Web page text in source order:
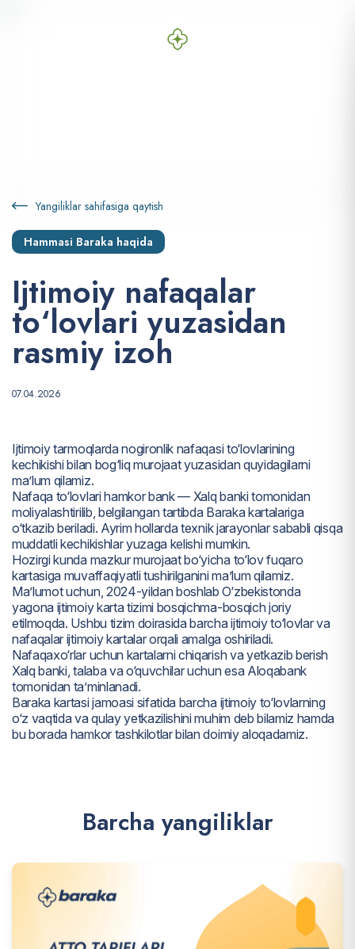
Yangiliklar sahifasiga qaytish
Hammasi Baraka haqida
Ijtimoiy nafaqalar
to‘lovlari yuzasidan
rasmiy izoh
07.04.2026
Ijtimoiy tarmoqlarda nogironlik nafaqasi to‘lovlarining
kechikishi bilan bog‘liq murojaat yuzasidan quyidagilarni
ma’lum qilamiz.
Nafaqa to‘lovlari hamkor bank — Xalq banki tomonidan
moliyalashtirilib, belgilangan tartibda Baraka kartalariga
o‘tkazib beriladi. Ayrim hollarda texnik jarayonlar sababli qisqa
muddatli kechikishlar yuzaga kelishi mumkin.
Hozirgi kunda mazkur murojaat bo‘yicha to‘lov fuqaro
kartasiga muvaffaqiyatli tushirilganini ma’lum qilamiz.
Ma’lumot uchun, 2024-yildan boshlab O‘zbekistonda
yagona ijtimoiy karta tizimi bosqichma-bosqich joriy
etilmoqda. Ushbu tizim doirasida barcha ijtimoiy to‘lovlar va
nafaqalar ijtimoiy kartalar orqali amalga oshiriladi.
Nafaqaxo‘rlar uchun kartalarni chiqarish va yetkazib berish
Xalq banki, talaba va o‘quvchilar uchun esa Aloqabank
tomonidan ta’minlanadi.
Baraka kartasi jamoasi sifatida barcha ijtimoiy to‘lovlarning
o‘z vaqtida va qulay yetkazilishini muhim deb bilamiz hamda
bu borada hamkor tashkilotlar bilan doimiy aloqadamiz.
Barcha yangiliklar